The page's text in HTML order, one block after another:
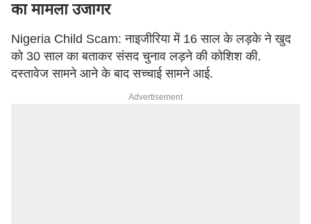
का मामला उजागर
Nigeria Child Scam: नाइजीरिया में 16 साल के लड़के ने खुद
को 30 साल का बताकर संसद चुनाव लड़ने की कोशिश की.
दस्तावेज सामने आने के बाद सच्चाई सामने आई.
Advertisement